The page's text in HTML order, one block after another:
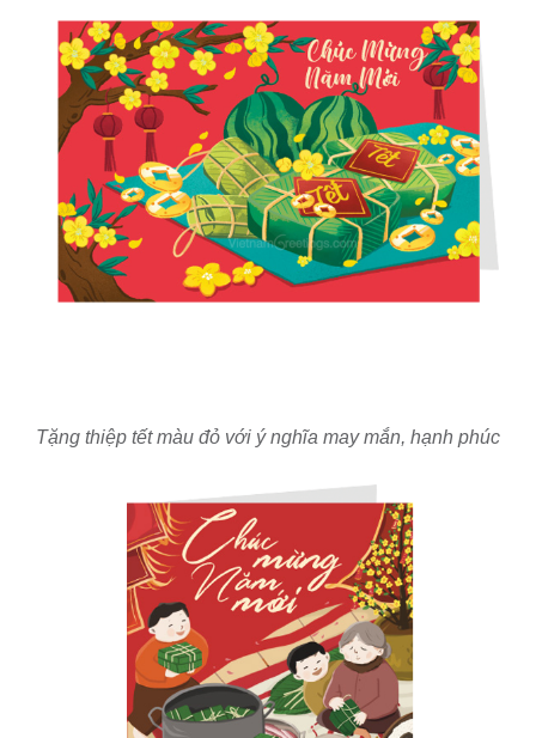
Tặng thiệp tết màu đỏ với ý nghĩa may mắn, hạnh phúc